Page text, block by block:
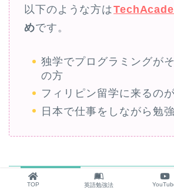
以下のような方は
めです。
独学でプログラミングが
の方
フィリピン留学に来るの
日本で仕事をしながら勉
ABOUT ME
TOP 英語勉強法